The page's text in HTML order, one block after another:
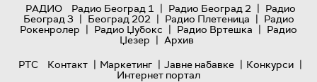
РАДИО
Радио Београд 1 | Радио Београд 2 | Радио
Београд 3 | Београд 202 | Радио Плетеница | Радио
Рокенролер | Радио Џубокс | Радио Вртешка | Радио
Џезер | Архив
РТС
Контакт | Маркетинг | Јавне набавке | Конкурси |
Интернет портал